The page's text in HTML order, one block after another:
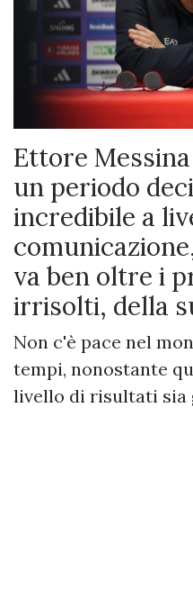
Ettore
un periodo
incredibile a
va ben oltre i
irrisolti, della
Non c'è pace nel
tempi, nonostante
livello di risultati sia